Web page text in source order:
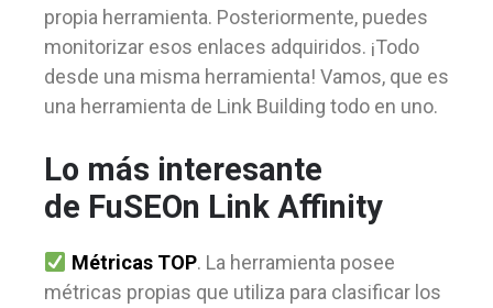
propia herramienta. Posteriormente, puedes
monitorizar esos enlaces adquiridos. ¡Todo
desde una misma herramienta! Vamos, que es
una herramienta de Link Building todo en uno.
Lo más interesante
de FuSEOn Link Affinity
Métricas TOP. La herramienta posee
métricas propias que utiliza para clasificar los